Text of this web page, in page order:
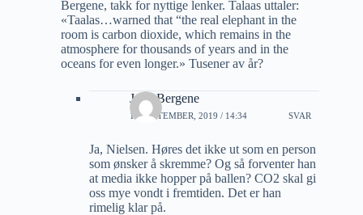
Bergene, takk for nyttige lenker. Talaas uttaler:
«Taalas…warned that “the real elephant in the
room is carbon dioxide, which remains in the
atmosphere for thousands of years and in the
oceans for even longer.» Tusener av år?
Jarle Bergene
12 SEPTEMBER, 2019 / 14:34 SVAR
Ja, Nielsen. Høres det ikke ut som en person
som ønsker å skremme? Og så forventer han
at media ikke hopper på ballen? CO2 skal gi
oss mye vondt i fremtiden. Det er han
rimelig klar på.